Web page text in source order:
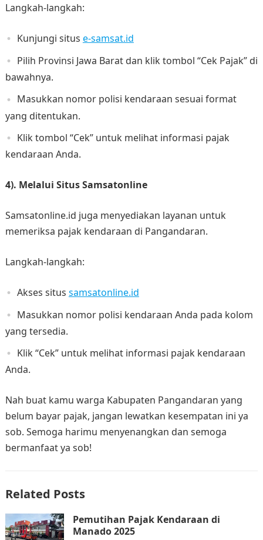
Langkah-langkah:
Kunjungi situs e-samsat.id
Pilih Provinsi Jawa Barat dan klik tombol “Cek Pajak” di
bawahnya.
Masukkan nomor polisi kendaraan sesuai format
yang ditentukan.
Klik tombol “Cek” untuk melihat informasi pajak
kendaraan Anda.
4). Melalui Situs Samsatonline
Samsatonline.id juga menyediakan layanan untuk
memeriksa pajak kendaraan di Pangandaran.
Langkah-langkah:
Akses situs samsatonline.id
Masukkan nomor polisi kendaraan Anda pada kolom
yang tersedia.
Klik “Cek” untuk melihat informasi pajak kendaraan
Anda.
Nah buat kamu warga Kabupaten Pangandaran yang
belum bayar pajak, jangan lewatkan kesempatan ini ya
sob. Semoga harimu menyenangkan dan semoga
bermanfaat ya sob!
Related Posts
Pemutihan Pajak Kendaraan di
Manado 2025